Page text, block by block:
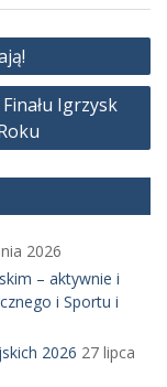
Igrzysk
2026
– aktywnie i
i Sportu i
2026 27 lipca